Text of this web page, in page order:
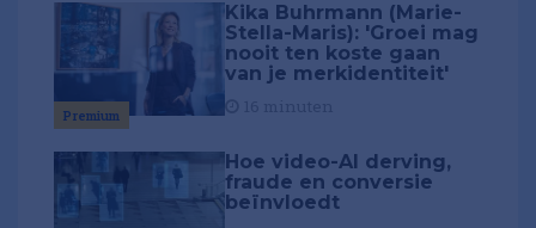
Premium
Kika Buhrmann (Marie-
Stella-Maris): 'Groei mag
nooit ten koste gaan
van je merkidentiteit'
Hoe video-AI derving,
fraude en conversie
beïnvloedt